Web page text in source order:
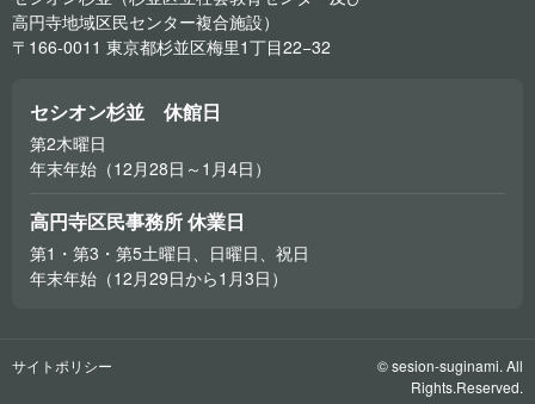
高円寺地域区民センター複合施設）
〒166-0011 東京都杉並区梅里1丁目22−32
セシオン杉並 休館日
第2木曜日
年末年始（12月28日～1月4日）
高円寺区民事務所 休業日
第1・第3・第5土曜日、日曜日、祝日
年末年始（12月29日から1月3日）
サイトポリシー
© sesion-suginami. All
Rights.Reserved.